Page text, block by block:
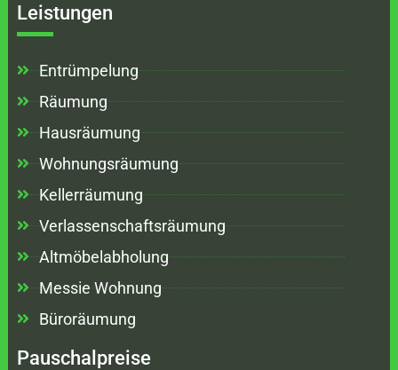
Leistungen
Entrümpelung
Räumung
Hausräumung
Wohnungsräumung
Kellerräumung
Verlassenschaftsräumung
Altmöbelabholung
Messie Wohnung
Büroräumung
Pauschalpreise